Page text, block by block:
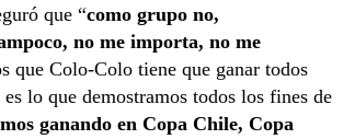
que “como grupo no,
no me importa, no me
que Colo-Colo tiene que ganar todos
lo que demostramos todos los fines de
ganando en Copa Chile, Copa